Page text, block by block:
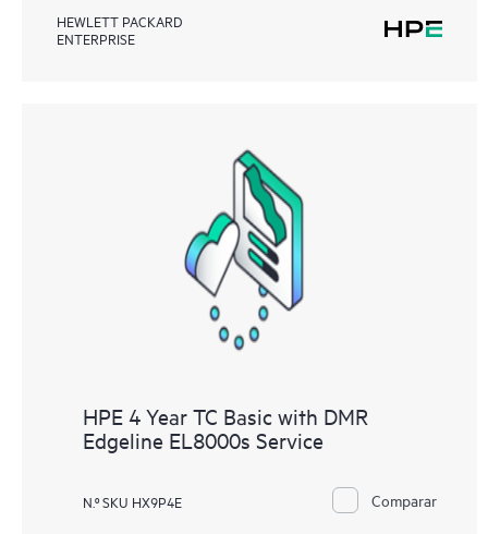
HEWLETT PACKARD
ENTERPRISE
HPE 4 Year TC Basic with DMR
Edgeline EL8000s Service
N.º SKU HX9P4E Comparar